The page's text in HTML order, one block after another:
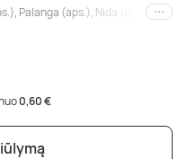
Palanga (aps.), Nida (aps.), Kiti
0,60 €